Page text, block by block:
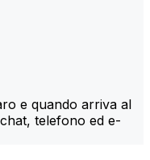
e quando arriva al
telefono ed e-